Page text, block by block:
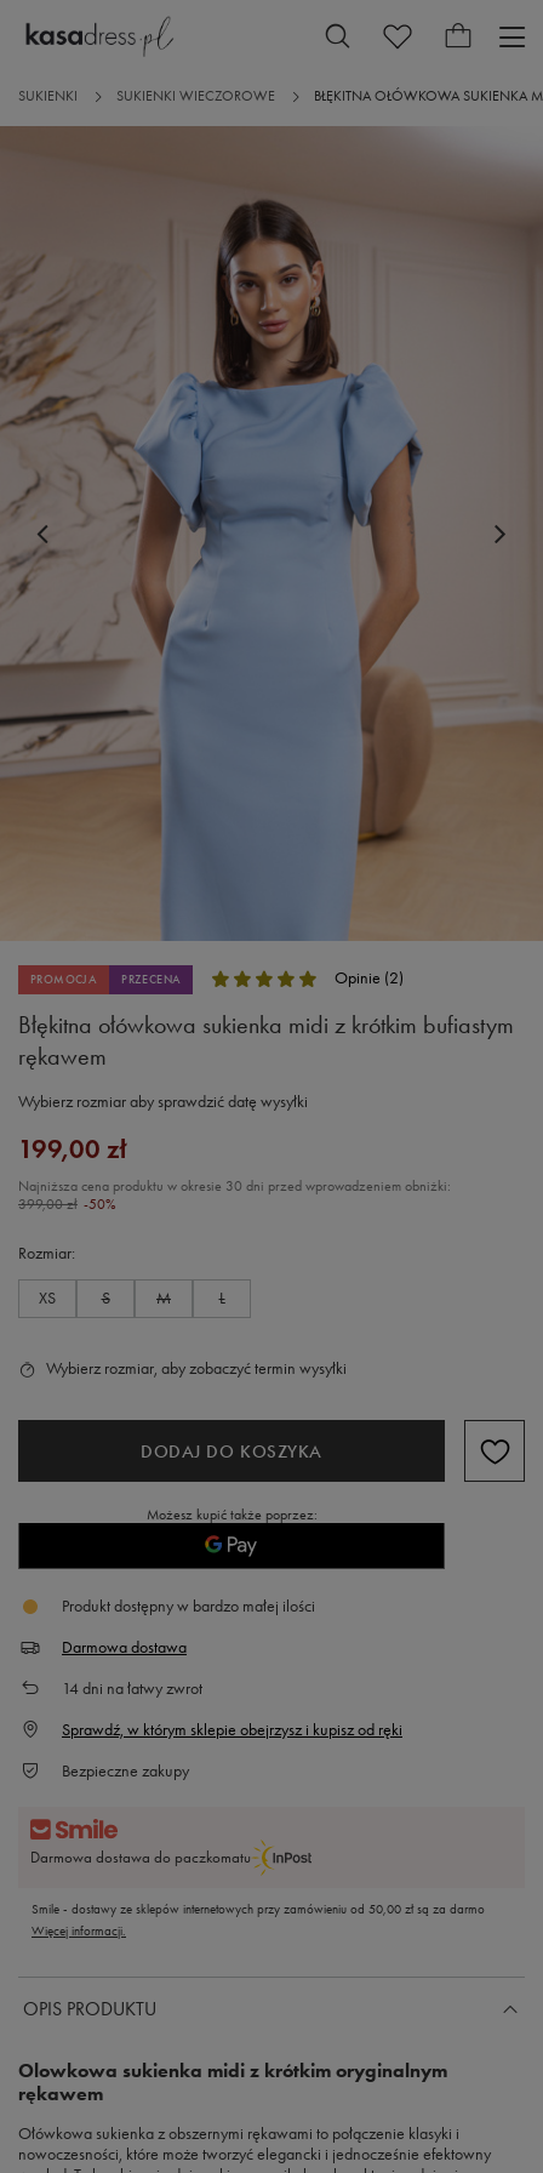
SUKIENKI SUKIENKI WIECZOROWE BŁĘKITNA OŁÓWKOWA SUKIENKA
PROMOCJA PRZECENA Opinie (2)
Błękitna ołówkowa sukienka midi z krótkim bufiastym
rękawem
Wybierz rozmiar aby sprawdzić datę wysyłki
Rozmiar
XS S M L
199,00 zł
Najniższa cena produktu w okresie 30 dni przed wprowadzeniem obniżki:
399,00 zł -50%
Wybierz rozmiar, aby zobaczyć termin wysyłki
DODAJ DO KOSZYKA
Możesz kupić także poprzez:
Produkt dostępny w bardzo małej ilości
Darmowa dostawa
14dni na łatwy zwrot
Sprawdź, w którym sklepie obejrzysz i kupisz od ręki
Bezpieczne zakupy
Darmowa dostawa do paczkomatu
Smile - dostawy ze sklepów internetowych przy zamówieniu od 50,00 złsą za darmo
Więcej informacji.
OPIS PRODUKTU
Olowkowa sukienka midi z krótkim oryginalnym
rękawem
Ołówkowa sukienka z obszernymi rękawami to połączenie klasyki i
nowoczesności, które może tworzyć elegancki i jednocześnie efektowny